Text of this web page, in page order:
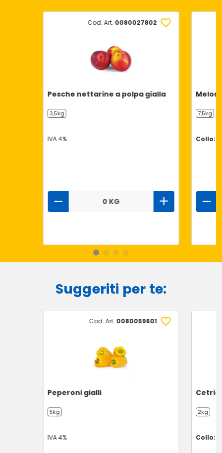
Cod. Art. 0080027802
Pesche nettarine a polpa gialla
3,5kg
IVA 4%
0 KG
7,5kg
Collo:
Suggeriti per te:
Cod. Art. 0080059601
Peperoni gialli
5kg
IVA 4%
2kg
Collo: